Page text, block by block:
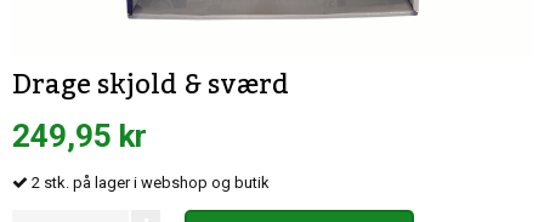
Drage skjold & sværd
249,95 kr
2 stk. på lager i webshop og butik